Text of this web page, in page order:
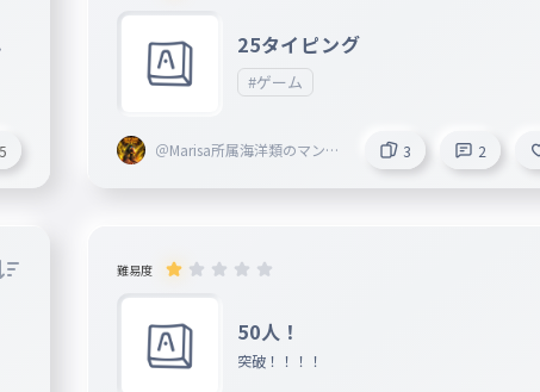
5
25タイピング
#ゲーム
＠Marisa所属海洋類のマンボ
3 2
難易度
50人！
突破！！！！